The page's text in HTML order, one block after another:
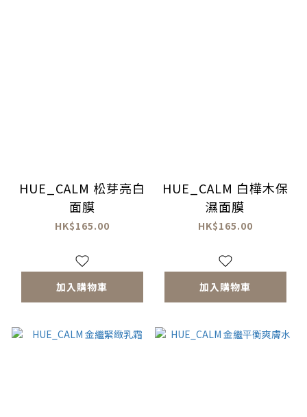
HUE_CALM 松芽亮白
面膜
HK$165.00
加入購物車
HUE_CALM 白樺木保
濕面膜
HK$165.00
加入購物車